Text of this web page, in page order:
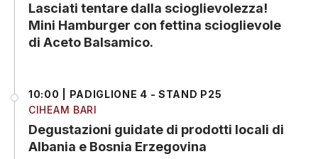
Lasciati tentare dalla scioglievolezza!
Mini Hamburger con fettina scioglievole
di Aceto Balsamico.
10:00 | PADIGLIONE 4 - STAND P25
CIHEAM BARI
Degustazioni guidate di prodotti locali di
Albania e Bosnia Erzegovina